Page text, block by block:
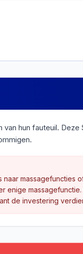
hun fauteuil. Deze
naar massagefuncties
enige
de investering